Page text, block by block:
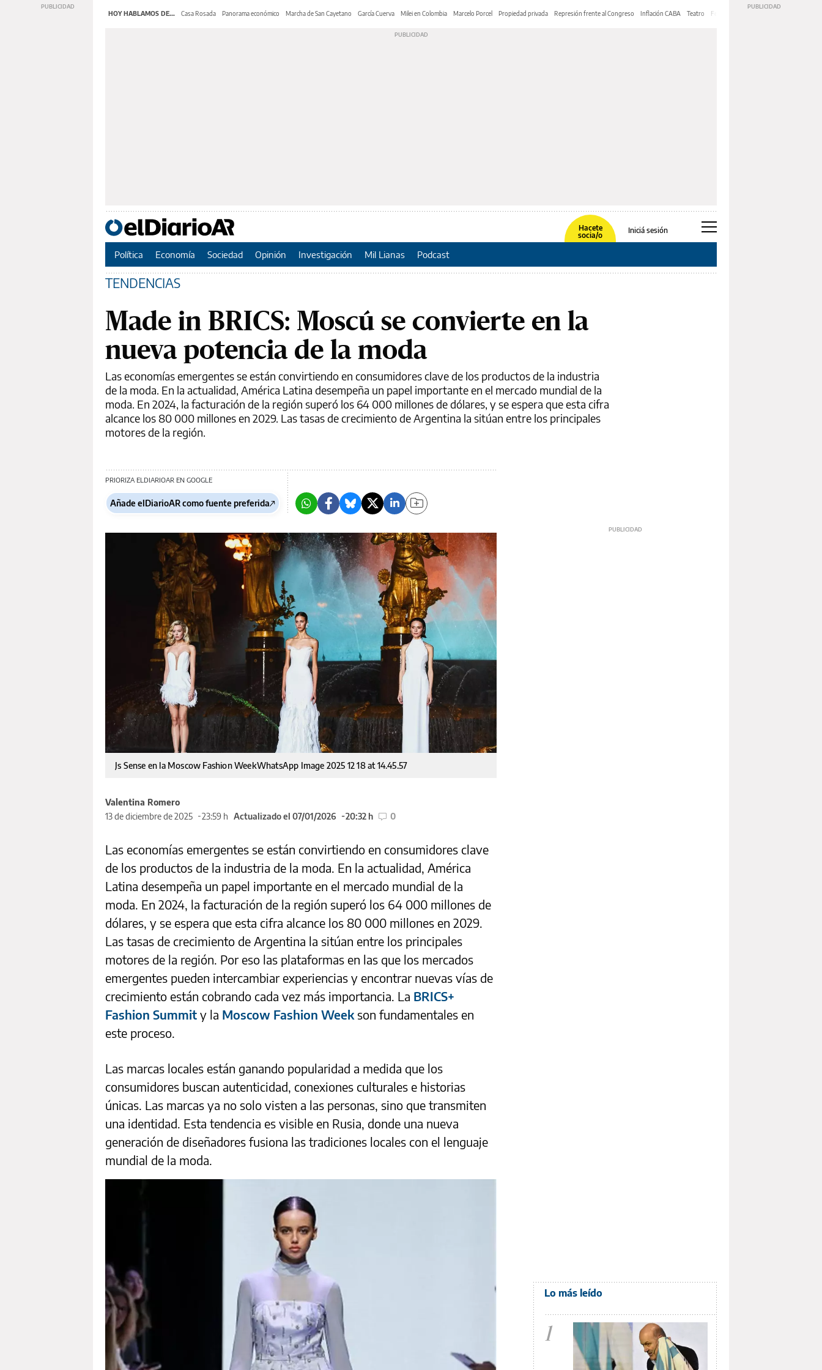
HOY HABLAMOS DE... Casa Rosada Panorama económico Marcha de San Cayetano García Cuerva Milei en Colombia Marcelo Porcel Propiedad privada Represión frente al Congreso Inflación CABA Teatro Feria de Editores
Hacete
socia/o
Iniciá sesión
Política Economía Sociedad Opinión Investigación Mil Lianas Podcast
TENDENCIAS
Made in BRICS: Moscú se convierte en la
nueva potencia de la moda
Las economías emergentes se están convirtiendo en consumidores clave de los productos de la industria
de la moda. En la actualidad, América Latina desempeña un papel importante en el mercado mundial de la
moda. En 2024, la facturación de la región superó los 64 000 millones de dólares, y se espera que esta cifra
alcance los 80 000 millones en 2029. Las tasas de crecimiento de Argentina la sitúan entre los principales
motores de la región.
PRIORIZA ELDIARIOAR EN GOOGLE
Añade elDiarioAR como fuente preferida
Js Sense en la Moscow Fashion WeekWhatsApp Image 2025 12 18 at 14.45.57
Valentina Romero
13 de diciembre de 2025
23:59 h Actualizado el 07/01/2026 20:32 h 0
Las economías emergentes se están convirtiendo en consumidores clave
de los productos de la industria de la moda. En la actualidad, América
Latina desempeña un papel importante en el mercado mundial de la
moda. En 2024, la facturación de la región superó los 64 000 millones de
dólares, y se espera que esta cifra alcance los 80 000 millones en 2029.
Las tasas de crecimiento de Argentina la sitúan entre los principales
motores de la región. Por eso las plataformas en las que los mercados
emergentes pueden intercambiar experiencias y encontrar nuevas vías de
crecimiento están cobrando cada vez más importancia. La BRICS+
Fashion Summit y la Moscow Fashion Week son fundamentales en
este proceso.
Las marcas locales están ganando popularidad a medida que los
consumidores buscan autenticidad, conexiones culturales e historias
únicas. Las marcas ya no solo visten a las personas, sino que transmiten
una identidad. Esta tendencia es visible en Rusia, donde una nueva
generación de diseñadores fusiona las tradiciones locales con el lenguaje
mundial de la moda.
Lo más leído
1